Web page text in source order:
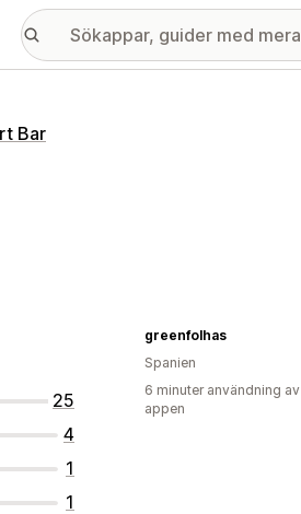
Bar
25
4
1
1
greenfolhas
Spanien
6 minuter användning av
appen